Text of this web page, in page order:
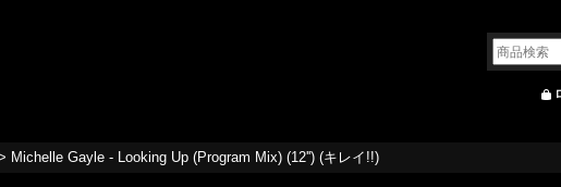
Michelle Gayle - Looking Up (Program Mix) (12'') (キレイ!!)